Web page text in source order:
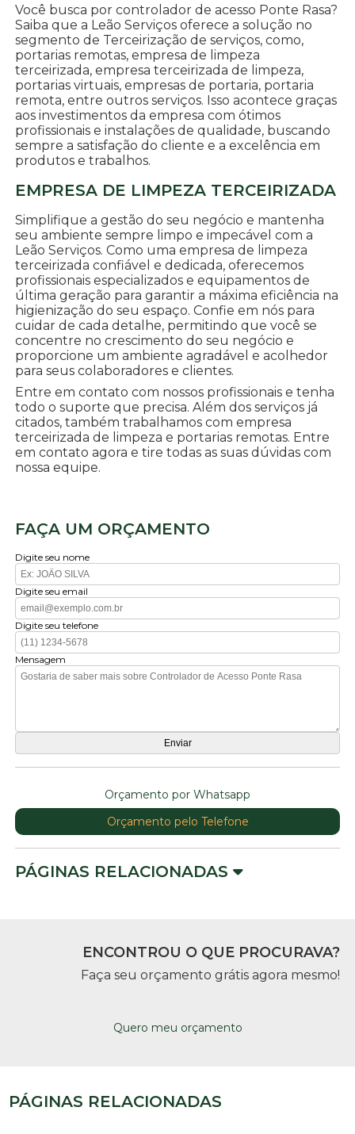
Você busca por controlador de acesso Ponte Rasa?
Saiba que a Leão Serviços oferece a solução no
segmento de Terceirização de serviços, como,
portarias remotas, empresa de limpeza
terceirizada, empresa terceirizada de limpeza,
portarias virtuais, empresas de portaria, portaria
remota, entre outros serviços. Isso acontece graças
aos investimentos da empresa com ótimos
profissionais e instalações de qualidade, buscando
sempre a satisfação do cliente e a excelência em
produtos e trabalhos.
EMPRESA DE LIMPEZA TERCEIRIZADA
Simplifique a gestão do seu negócio e mantenha
seu ambiente sempre limpo e impecável com a
Leão Serviços. Como uma empresa de limpeza
terceirizada confiável e dedicada, oferecemos
profissionais especializados e equipamentos de
última geração para garantir a máxima eficiência na
higienização do seu espaço. Confie em nós para
cuidar de cada detalhe, permitindo que você se
concentre no crescimento do seu negócio e
proporcione um ambiente agradável e acolhedor
para seus colaboradores e clientes.
Entre em contato com nossos profissionais e tenha
todo o suporte que precisa. Além dos serviços já
citados, também trabalhamos com empresa
terceirizada de limpeza e portarias remotas. Entre
em contato agora e tire todas as suas dúvidas com
nossa equipe.
FAÇA UM ORÇAMENTO
Digite seu nome
Digite seu email
Digite seu telefone
Mensagem
Orçamento por Whatsapp
Orçamento pelo Telefone
PÁGINAS RELACIONADAS
ENCONTROU O QUE PROCURAVA?
Faça seu orçamento grátis agora mesmo!
Quero meu orçamento
PÁGINAS RELACIONADAS